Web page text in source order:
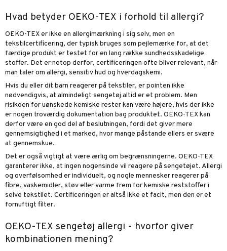
Hvad betyder OEKO-TEX i forhold til allergi?
OEKO-TEX er ikke en allergimærkning i sig selv, men en
tekstilcertificering, der typisk bruges som pejlemærke for, at det
færdige produkt er testet for en lang række sundhedsskadelige
stoffer. Det er netop derfor, certificeringen ofte bliver relevant, når
man taler om allergi, sensitiv hud og hverdagskemi.
Hvis du eller dit barn reagerer på tekstiler, er pointen ikke
nødvendigvis, at almindeligt sengetøj altid er et problem. Men
risikoen for uønskede kemiske rester kan være højere, hvis der ikke
er nogen troværdig dokumentation bag produktet. OEKO-TEX kan
derfor være en god del af beslutningen, fordi det giver mere
gennemsigtighed i et marked, hvor mange påstande ellers er svære
at gennemskue.
Det er også vigtigt at være ærlig om begrænsningerne. OEKO-TEX
garanterer ikke, at ingen nogensinde vil reagere på sengetøjet. Allergi
og overfølsomhed er individuelt, og nogle mennesker reagerer på
fibre, vaskemidler, støv eller varme frem for kemiske reststoffer i
selve tekstilet. Certificeringen er altså ikke et facit, men den er et
fornuftigt filter.
OEKO-TEX sengetøj allergi - hvorfor giver
kombinationen mening?